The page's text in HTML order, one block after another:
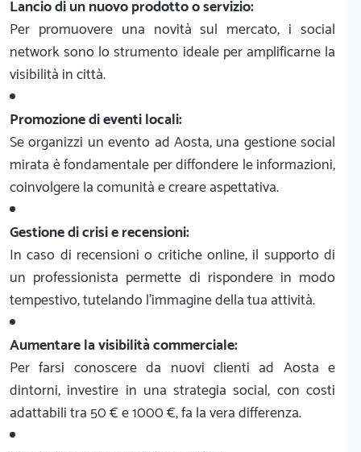
Lancio di un nuovo prodotto o servizio:
Per promuovere una novità sul mercato, i social
network sono lo strumento ideale per amplificarne la
visibilità in città.
Promozione di eventi locali:
Se organizzi un evento ad Aosta, una gestione social
mirata è fondamentale per diffondere le informazioni,
coinvolgere la comunità e creare aspettativa.
Gestione di crisi e recensioni:
In caso di recensioni o critiche online, il supporto di
un professionista permette di rispondere in modo
tempestivo, tutelando l'immagine della tua attività.
Aumentare la visibilità commerciale:
Per farsi conoscere da nuovi clienti ad Aosta e
dintorni, investire in una strategia social, con costi
adattabili tra 50 € e 1000 €, fa la vera differenza.